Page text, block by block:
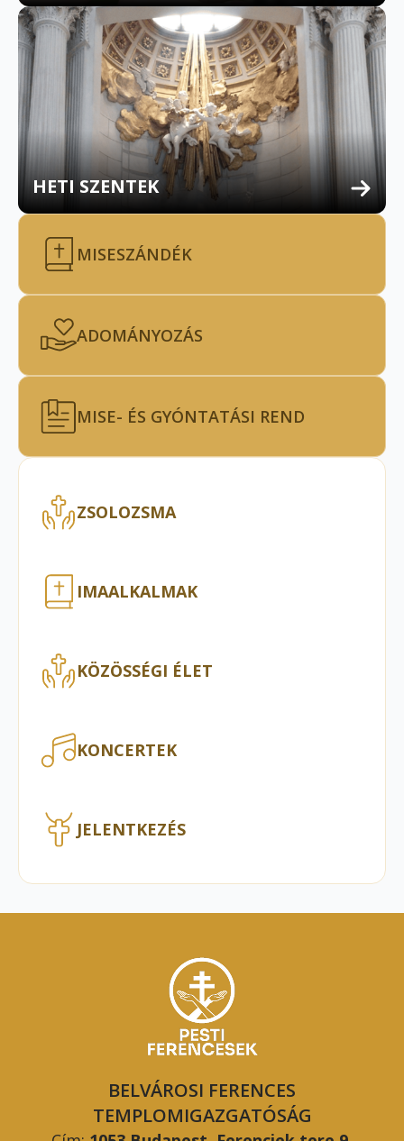
HETI SZENTEK
MISESZÁNDÉK
ADOMÁNYOZÁS
MISE- ÉS GYÓNTATÁSI REND
ZSOLOZSMA
IMAALKALMAK
KÖZÖSSÉGI ÉLET
KONCERTEK
JELENTKEZÉS
BELVÁROSI FERENCES
TEMPLOMIGAZGATÓSÁG